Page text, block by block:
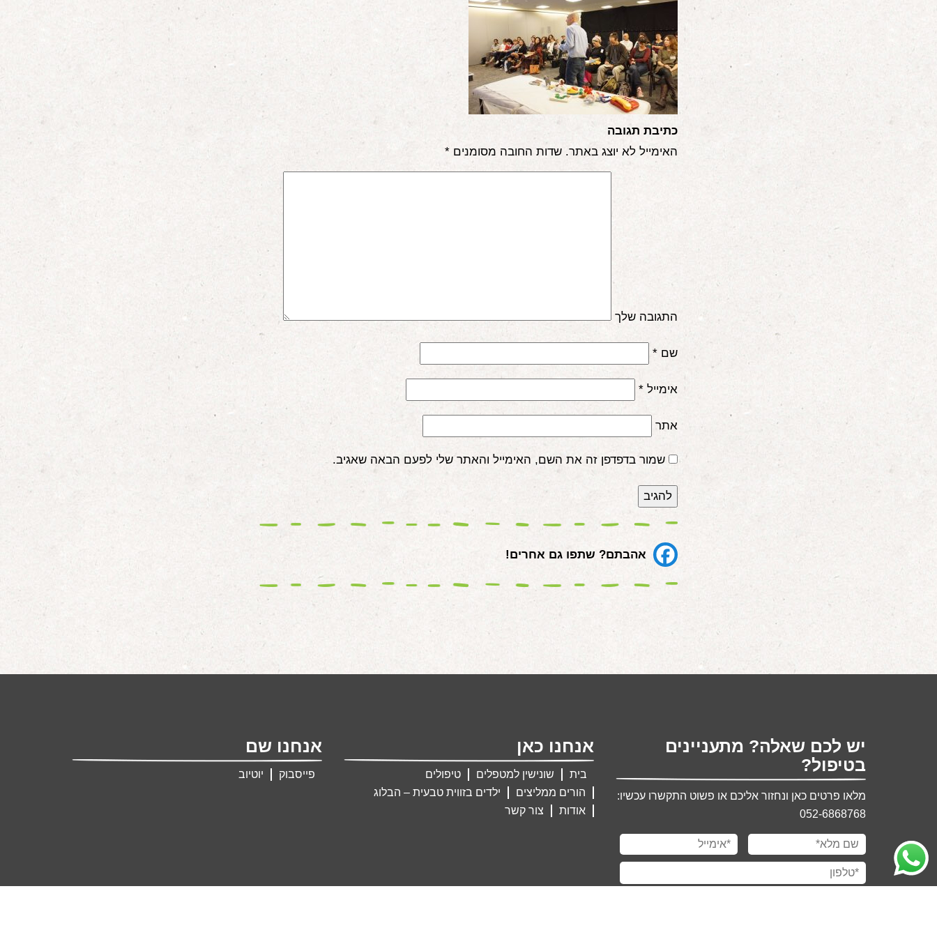
כתיבת תגובה
האימייל לא יוצג באתר. שדות החובה מסומנים *
התגובה שלך
שם *
אימייל *
אתר
שמור בדפדפן זה את השם, האימייל והאתר שלי לפעם הבאה שאגיב.
אהבתם? שתפו גם אחרים!
יש לכם שאלה? מתעניינים
בטיפול?
מלאו פרטים כאן ונחזור אליכם או פשוט התקשרו עכשיו:
052-6868768
אנחנו כאן
בית שונישין למטפלים
טיפולים
הורים ממליצים
ילדים בזווית טבעית – הבלוג
אודות
צור קשר
אנחנו שם
פייסבוק יוטיוב